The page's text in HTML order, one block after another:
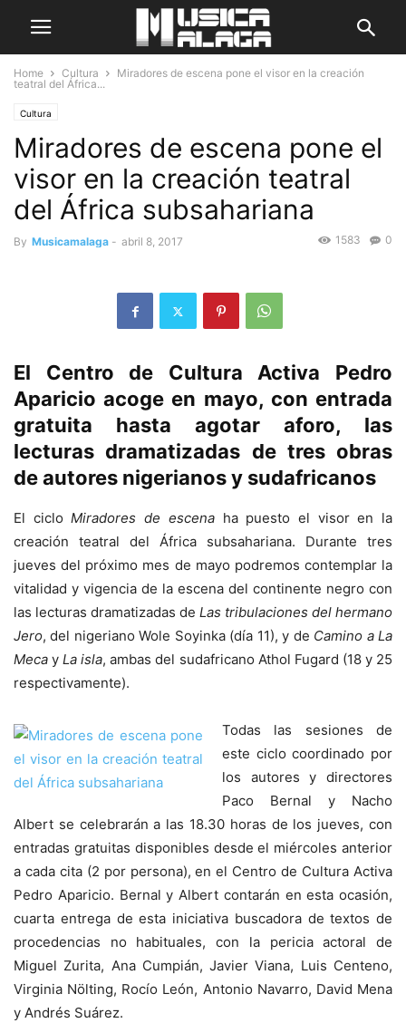
Home Cultura
Miradores de escena pone el visor en la creación
teatral del África...
Cultura
Miradores de escena pone el
visor en la creación teatral
del África subsahariana
By Musicamalaga - abril 8, 2017 0
1583
El Centro de Cultura Activa Pedro
Aparicio acoge en mayo, con entrada
gratuita hasta agotar aforo, las
lecturas dramatizadas de tres obras
de autores nigerianos y sudafricanos
El cicloMiradores de escenaha puesto el visor en la
creación teatral del África subsahariana. Durante tres
jueves del próximo mes de mayo podremos contemplar la
vitalidad y vigencia de la escena del continente negro con
las lecturas dramatizadas de Las tribulaciones del hermano
Jero, del nigeriano Wole Soyinka (día 11), y de Camino a La
Meca yLa isla, ambas del sudafricano Athol Fugard (18 y 25
respectivamente).
Todas las sesiones de
este ciclo coordinado por
los autores y directores
Paco Bernal y Nacho
Albert se celebrarán a las 18.30 horas de los jueves, con
entradas gratuitas disponibles desde el miércoles anterior
a cada cita (2 por persona), en el Centro de Cultura Activa
Pedro Aparicio. Bernal y Albert contarán en esta ocasión,
cuarta entrega de esta iniciativa buscadora de textos de
procedencias no habituales, con la pericia actoral de
Miguel Zurita, Ana Cumpián, Javier Viana, Luis Centeno,
Virginia Nölting, Rocío León, Antonio Navarro, David Mena
y Andrés Suárez.